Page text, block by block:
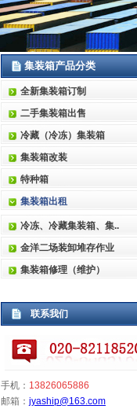
集装箱产品分类
全新集装箱订制
二手集装箱出售
冷藏（冷冻）集装箱
集装箱改装
特种箱
集装箱出租
冷冻、冷藏集装箱、集..
金洋二场装卸堆存作业
集装箱修理（维护）
联系我们
手机： 13826065886
邮箱： jyaship@163.com